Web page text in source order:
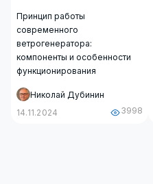
Принцип работы
современного
ветрогенератора:
компоненты и особенности
функционирования
Николай Дубинин
14.11.2024
3998